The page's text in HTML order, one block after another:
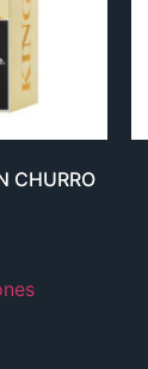
CHURRO